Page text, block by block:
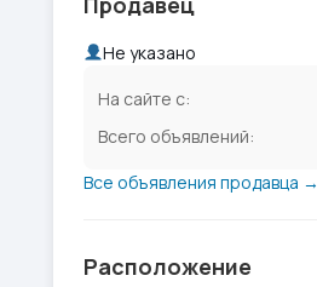
Не указано
На сайте с:
Всего объявлений:
Все объявления продавца →
Расположение